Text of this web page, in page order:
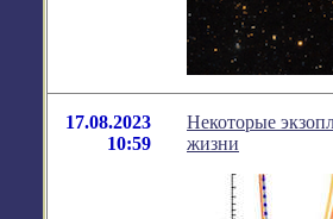
17.08.2023
10:59
Некоторые
жизни